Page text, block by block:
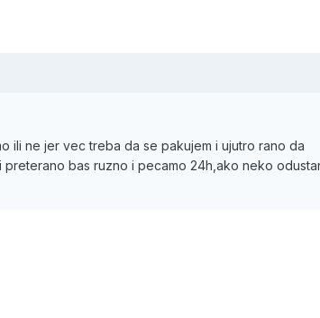
ili ne jer vec treba da se pakujem i ujutro rano da
bas ruzno i pecamo 24h,ako neko